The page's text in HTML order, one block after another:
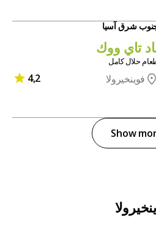
شرق آسيا
تاي ووك
حلال كامل
فوينخيرولا 4,2
Show